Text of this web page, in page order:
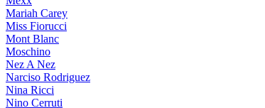
Mariah Carey
Miss Fiorucci
Mont Blanc
Moschino
Nez A Nez
Narciso Rodriguez
Nina Ricci
Nino Cerruti